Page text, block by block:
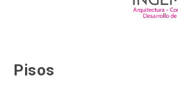
Skip to content
Pisos